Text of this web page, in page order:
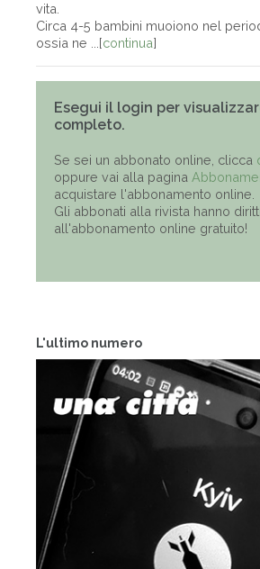
L'ultimo numero
vita.
Circa 4-5 bambini muoiono nel
ossia ne ...[continua]
Esegui il login per
completo.
Se sei un abbonato online, clicca
oppure vai alla pagina
acquistare l'abbonamento online.
Gli abbonati alla rivista hanno
all'abbonamento online gratuito!